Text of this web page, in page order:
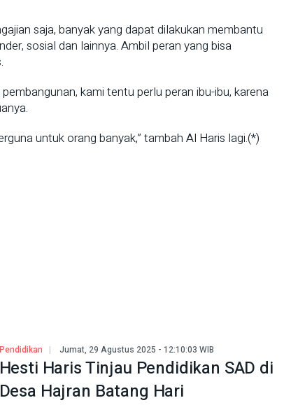
saja, banyak yang dapat dilakukan membantu
sosial dan lainnya. Ambil peran yang bisa
kami tentu perlu peran ibu-ibu, karena
untuk orang banyak,” tambah Al Haris lagi.(*)
Pendidikan Jumat, 29 Agustus 2025 - 12:10:03 WIB
Hesti Haris Tinjau Pendidikan SAD di
Desa Hajran Batang Hari